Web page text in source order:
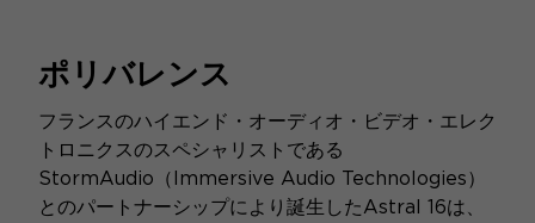
ポリバレンス
フランスのハイエンド・オーディオ・ビデオ・エレク
トロニクスのスペシャリストである
StormAudio（Immersive Audio Technologies）
とのパートナーシップにより誕生したAstral 16は、